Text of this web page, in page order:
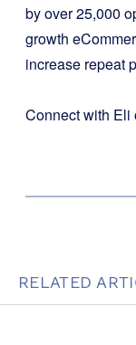
by over 25,000
growth
increase repeat
Connect with Eli
RELATED